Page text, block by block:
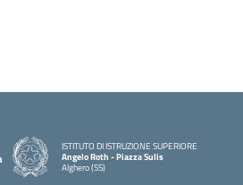
ISTITUTO DI ISTRUZIONE SUPERIORE
Angelo Roth - Piazza Sulis
Alghero (SS)
— Visita la pagina iniziale della scuola